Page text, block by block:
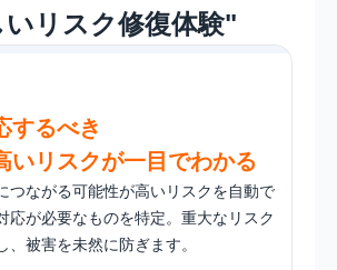
リスク修復体験"
するべき
いリスクが一目でわかる
つながる可能性が高いリスクを自動で
応が必要なものを特定。重大なリスク
、被害を未然に防ぎます。